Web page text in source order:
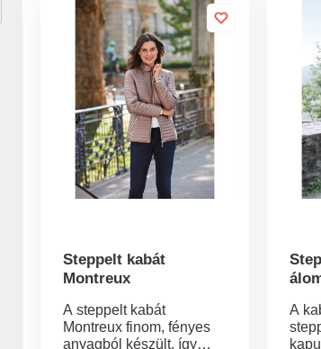
Steppelt kabát
Montreux
A steppelt kabát
Montreux finom, fényes
anyagból készült, így
A